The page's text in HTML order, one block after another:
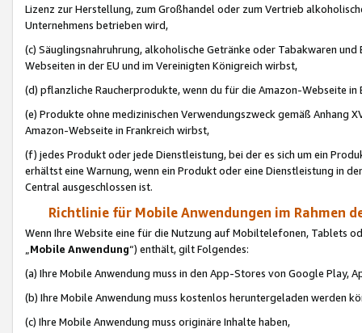
Lizenz zur Herstellung, zum Großhandel oder zum Vertrieb
Unternehmens betrieben wird,
(c) Säuglingsnahruhrung, alkoholische Getränke oder Tabakwaren
Webseiten in der EU und im Vereinigten Königreich wirbst,
(d) pflanzliche Raucherprodukte, wenn du für die Amazon-Webseite in
(e) Produkte ohne medizinischen Verwendungszweck gemäß Anhang
Amazon-Webseite in Frankreich wirbst,
(f) jedes Produkt oder jede Dienstleistung, bei der es sich um ein
erhältst eine Warnung, wenn ein Produkt oder eine Dienstleistung in
Central ausgeschlossen ist.
Richtlinie für Mobile Anwendungen im Rahmen
Wenn Ihre Website eine für die Nutzung auf Mobiltelefonen, Tablets
„Mobile Anwendung“) enthält, gilt Folgendes:
(a) Ihre Mobile Anwendung muss in den App-Stores von Google Play,
(b) Ihre Mobile Anwendung muss kostenlos heruntergeladen werden
(c) Ihre Mobile Anwendung muss originäre Inhalte haben,